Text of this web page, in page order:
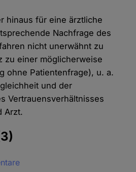
hinaus für eine ärztliche
Nachfrage des
nicht unerwähnt zu
zu einer möglicherweise
ohne Patientenfrage), u. a.
und der
Vertrauensverhältnisses
Arzt.